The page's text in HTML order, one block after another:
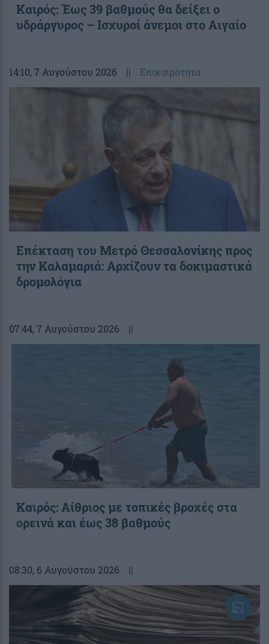
Καιρός: Έως 39 βαθμούς θα δείξει ο
υδράργυρος – Ισχυροί άνεμοι στο Αιγαίο
14:10, 7 Αυγούστου 2026 || Επικαιρότητα
Επέκταση του Μετρό Θεσσαλονίκης προς
την Καλαμαριά: Αρχίζουν τα δοκιμαστικά
δρομολόγια
07:44, 7 Αυγούστου 2026 ||
Καιρός: Αίθριος με τοπικές βροχές στα
ορεινά και έως 38 βαθμούς
08:30, 6 Αυγούστου 2026 ||